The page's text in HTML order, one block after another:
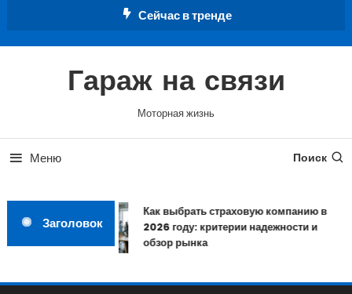
Сейчас в тренде
Гараж на связи
Моторная жизнь
Меню Поиск
Заголовок
Как выбрать страховую компанию в
2026 году: критерии надежности и
обзор рынка